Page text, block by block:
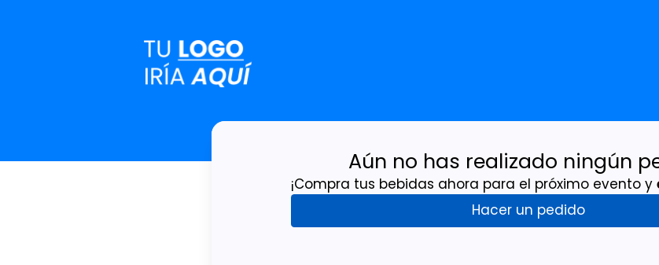
Aún no has realizado ningún
¡Compra tus bebidas ahora para el próximo evento y
Hacer un pedido